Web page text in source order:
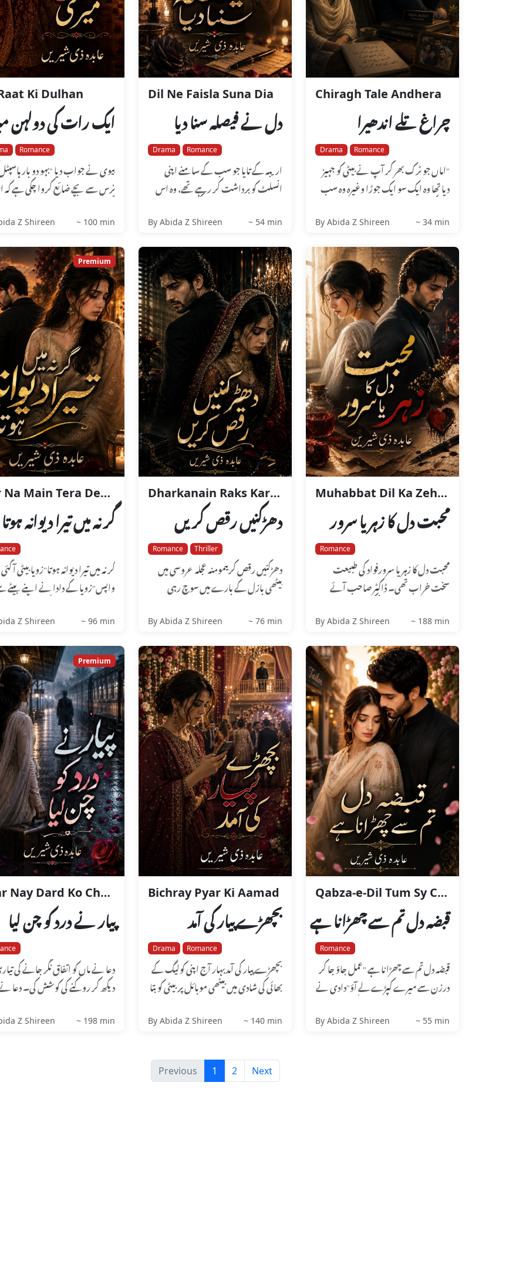
Ki Dulhan
ایک رات کی دولہن
Romance
بیوی نے جواب دیا "بہو دو بار
نرس سے بچے ضائع کروا چکی ہے کہ
Z Shireen ~ 100 min
Dil Ne Faisla Suna Dia
دل نے فیصلہ سنا دیا
Drama Romance
اریبہ کے تایا جو سب کے سامنے اپنی
انسلٹ کو برداشت کر رہے تھے، وہ اس
By Abida Z Shireen ~ 54 min
Chiragh Tale Andhera
چراغ تلے اندھیرا
Drama Romance
"اماں جو ٹرک بھر کر آپ نے بیٹی کو جہیز
دیا تھا وہ ایک سو ایک جوڑا وغیرہ وہ سب
By Abida Z Shireen ~ 34 min
Premium
Gar Na Main Tera Deewana Hota
گر نہ میں تیرا دیوانہ ہوتا
گر نہ میں تیرا دیوانہ ہوتا"زویا بیٹی آ گئی
واپس"زویا کے دادا نے اپنے بیٹے
Z Shireen ~ 96 min
Dharkanain Raks Karain
دھڑکنیں رقص کریں
Romance Thriller
دھڑکنیں رقص کریںمومنہ عجلہ عروسی میں
بیٹھی بازل کے بارے میں سوچ رہی
By Abida Z Shireen ~ 76 min
Muhabbat Dil Ka Zehr Ya Suroor
محبت دل کا زہر یا سرور
Romance
محبت دل کا زہر یا سرورفواد کی طبیعت
سخت خراب تھی۔ ڈاکٹر صاحب آئے
تھے...
By Abida Z Shireen ~ 188 min
Premium
Pyar Nay Dard Ko Chun Liya
پیار نے درد کو چن لیا
دعا نے ماں کو اتفاق نگر جانے کی
دیکھ کر روکنے کی کوشش کی۔ دعا
Z Shireen ~ 198 min
Bichray Pyar Ki Aamad
بچھڑے پیار کی آمد
Drama Romance
بچھڑے پیار کی آمدبہار آج اپنی کولیگ کے
بھائی کی شادی میں بیٹھی موبائل پر بیٹی کو بتا
By Abida Z Shireen ~ 140 min
Qabza-e-Dil Tum Sy Churana Hai
قبضہ دل تم سے چھڑانا ہے
Romance
قبضہ دل تم سے چھڑانا ہے "عمل جاؤ جا کر
درزن سے میرے کپڑے لے آؤ"دادی نے
By Abida Z Shireen ~ 55 min
Previous 1 2 Next